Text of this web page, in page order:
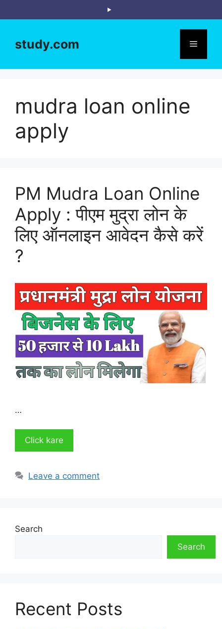
to
study.com Menu
mudra loan online
apply
PM Mudra Loan Online
Apply : पीएम मुद्रा लोन के
लिए ऑनलाइन आवेदन कैसे करें
?
…
Click kare
Leave a comment
Search
Search
Recent Posts